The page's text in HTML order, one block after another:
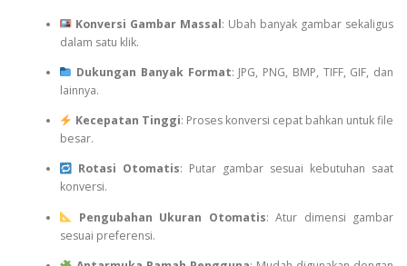
Konversi Gambar Massal: Ubah banyak gambar sekaligus
dalam satu klik.
Dukungan Banyak Format: JPG, PNG, BMP, TIFF, GIF, dan
lainnya.
Kecepatan Tinggi: Proses konversi cepat bahkan untuk file
besar.
Rotasi Otomatis: Putar gambar sesuai kebutuhan saat
konversi.
Pengubahan Ukuran Otomatis: Atur dimensi gambar
sesuai preferensi.